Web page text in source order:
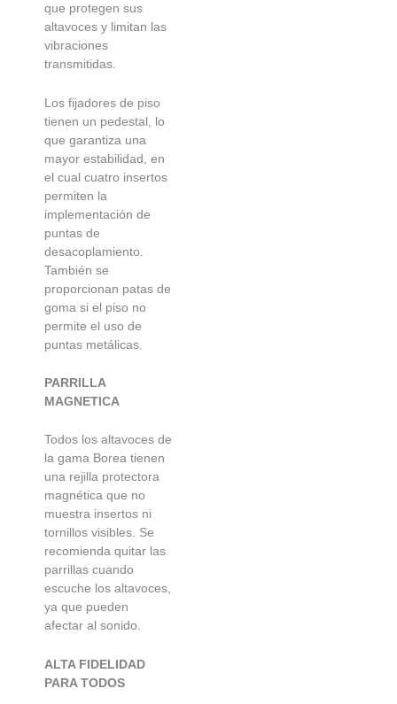
que protegen sus
altavoces y limitan las
vibraciones
transmitidas.
Los fijadores de piso
tienen un pedestal, lo
que garantiza una
mayor estabilidad, en
el cual cuatro insertos
permiten la
implementación de
puntas de
desacoplamiento.
También se
proporcionan patas de
goma si el piso no
permite el uso de
puntas metálicas.
PARRILLA
MAGNETICA
Todos los altavoces de
la gama Borea tienen
una rejilla protectora
magnética que no
muestra insertos ni
tornillos visibles. Se
recomienda quitar las
parrillas cuando
escuche los altavoces,
ya que pueden
afectar al sonido.
ALTA FIDELIDAD
PARA TODOS